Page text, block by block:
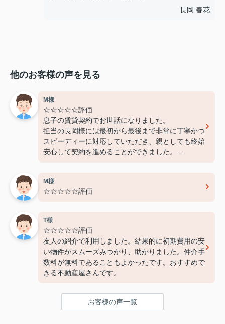
長岡 春花
他のお客様の声を見る
M様
☆☆☆☆☆評価
息子の賃貸契約でお世話になりました。
担当の長岡様には最初から最後まで非常に丁寧かつ
スピーディーに対応していただき、親としても終始
安心して契約を進めることができました。
また機会があればぜひ利用させていただきたいと思
います。本当にありがとうございました！
M様
☆☆☆☆☆評価
T様
☆☆☆☆☆評価
友人の紹介で利用しました。結果的に初期費用の安
い物件がスムーズみつかり、助かりました。仲介手
数料が無料であることもよかったです。おすすめで
きる不動産屋さんです。
お客様の声一覧